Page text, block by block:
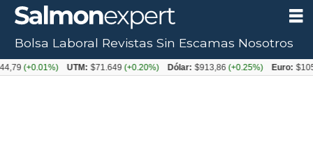
Bolsa Laboral Revistas Sin Escamas Nosotros
UTM: $71.649(+0.20%) Dólar: $913,86(+0.25%) Euro: $1053,08 (-